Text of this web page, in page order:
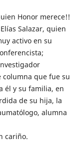
Honor merece!!
Salazar, quien
activo en su
columna que fue su
él y su familia, en
de su hija, la
alumna
cariño.